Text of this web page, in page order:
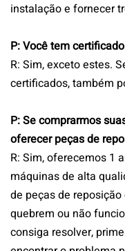
instalação e fornecer
P: Você tem certificado
R: Sim, exceto estes.
certificados, também
P: Se comprarmos
oferecer peças de
R: Sim, oferecemos 1
máquinas de alta
de peças de
quebrem ou não
consiga resolver,